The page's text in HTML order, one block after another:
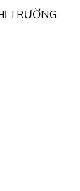
TRƯỜNG